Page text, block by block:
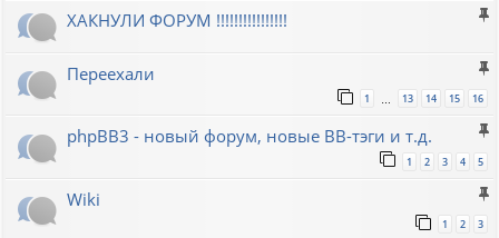
ХАКНУЛИ ФОРУМ !!!!!!!!!!!!!!!!
Переехали
1 … 13 14 15 16
phpBB3 - новый форум, новые BB-тэги и т.д.
1 2 3 4 5
Wiki
1 2 3